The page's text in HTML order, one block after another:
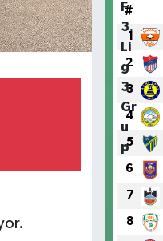
#
1
2
3
4
5
6
7
8